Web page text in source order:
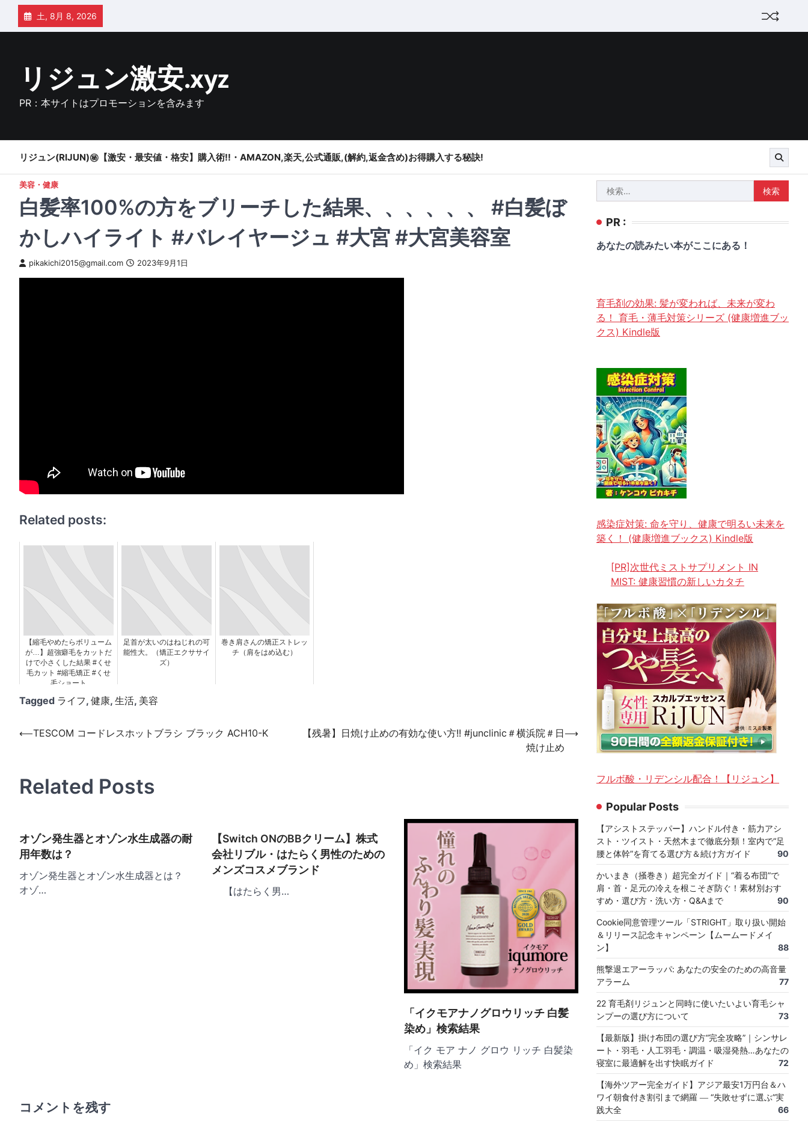
Skip
content
土, 8月 8, 2026
リジュン激安.xyz
PR：本サイトはプロモーションを含みます
リジュン(RIJUN)㊙【激安・最安値・格安】購入術!!・AMAZON,楽天,公式通販,(解約,返金含め)お得購入する秘訣!
美容・健康
白髪率100%の方をブリーチした結果、、、、、、 #白髪ぼ
かしハイライト #バレイヤージュ #大宮 #大宮美容室
pikakichi2015@gmail.com 2023年9月1日
Related posts:
【縮毛やめたらボリューム
が…】超強癖毛をカットだ
けで小さくした結果 #くせ
毛カット #縮毛矯正 #くせ
毛ショート
足首が太いのはねじれの可
能性大。（矯正エクササイ
ズ）
巻き肩さんの矯正ストレッ
チ（肩をはめ込む）
Tagged ライフ, 健康, 生活, 美容
投
ビ
シ
ョ
ン
⟵TESCOM コードレスホットブラシ ブラック ACH10-K
【残暑】日焼け止めの有効な使い方!! #junclinic＃横浜院＃日
焼け止め
⟶
Related Posts
オゾン発生器とオゾン水生成器の耐
用年数は？
オゾン発生器とオゾン水生成器とは？
オゾ…
【Switch ONのBBクリーム】株式
会社リブル・はたらく男性のための
メンズコスメブランド
【はたらく男…
「イクモアナノグロウリッチ 白髪
染め」検索結果
「イク モア ナノ グロウ リッチ 白髪染
め」検索結果
コメントを残す
索:
PR :
あなたの読みたい本がここにある！
育毛剤の効果: 髪が変われば、未来が変わ
る！ 育毛・薄毛対策シリーズ (健康増進ブッ
クス) Kindle版
感染症対策: 命を守り、健康で明るい未来を
築く！ (健康増進ブックス) Kindle版
[PR]次世代ミストサプリメント IN
MIST: 健康習慣の新しいカタチ
フルボ酸・リデンシル配合！【リジュン】
Popular Posts
【アシストステッパー】ハンドル付き・筋力アシ
スト・ツイスト・天然木まで徹底分類！室内で“足
腰と体幹”を育てる選び方＆続け方ガイド
90
かいまき（掻巻き）超完全ガイド｜“着る布団”で
肩・首・足元の冷えを根こそぎ防ぐ！素材別おす
すめ・選び方・洗い方・Q&Aまで
90
Cookie同意管理ツール「STRIGHT」取り扱い開始
＆リリース記念キャンペーン【ムームードメイ
ン】
88
熊撃退エアーラッパ: あなたの安全のための高音量
アラーム
77
22 育毛剤リジュンと同時に使いたいよい育毛シャ
ンプーの選び方について
73
【最新版】掛け布団の選び方“完全攻略”｜シンサレ
ート・羽毛・人工羽毛・調温・吸湿発熱…あなたの
寝室に最適解を出す快眠ガイド
72
【海外ツアー完全ガイド】アジア最安1万円台＆ハ
ワイ朝食付き割引まで網羅 ― “失敗せずに選ぶ”実
践大全
66